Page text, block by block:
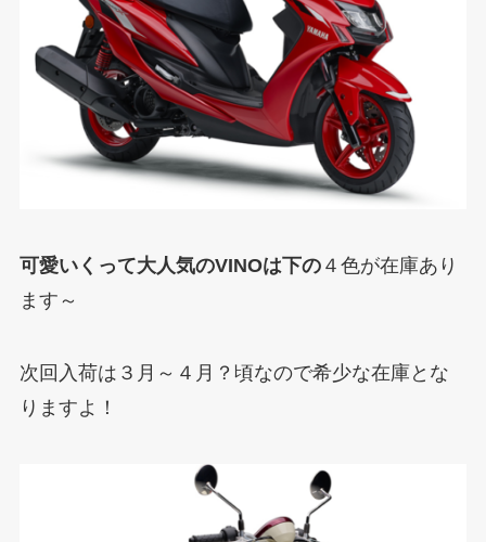
可愛いくって大人気のVINOは下の４色が在庫あり
ます～
次回入荷は３月～４月？頃なので希少な在庫とな
りますよ！